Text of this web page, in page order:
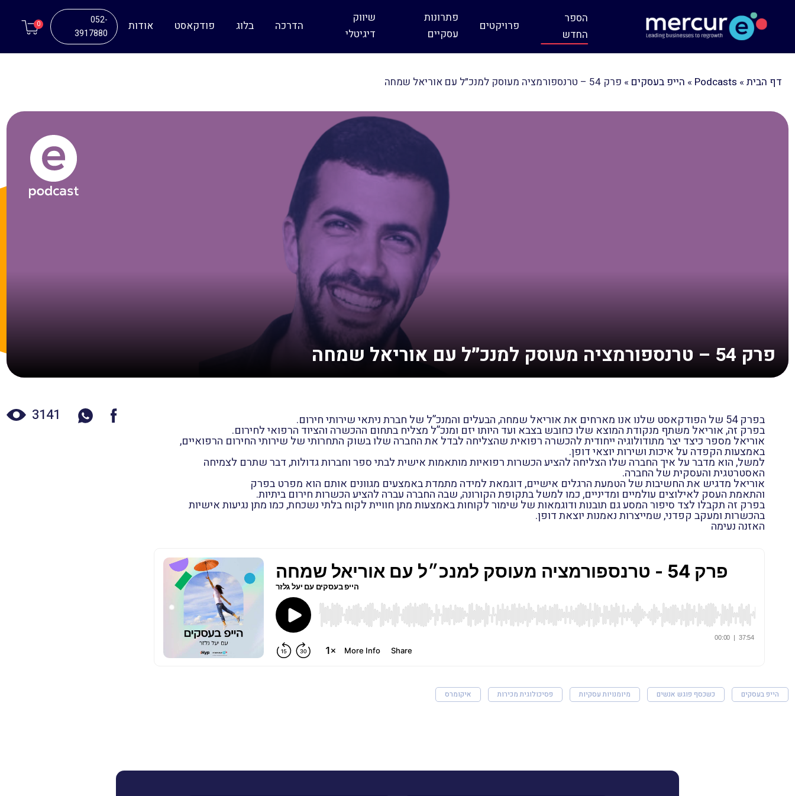
הספר
החדש
פרויקטים
פתרונות
עסקיים
שיווק
דיגיטלי
הדרכה בלוג פודקאסט אודות
052-
3917880
0
דף הבית »
Podcasts
» הייפ בעסקים » פרק 54 – טרנספורמציה מעוסק למנכ״ל עם אוריאל שמחה
פרק 54 – טרנספורמציה מעוסק למנכ״ל עם אוריאל שמחה
בפרק 54 של הפודקאסט שלנו אנו מארחים את אוריאל שמחה, הבעלים והמנכ”ל של חברת ניתאי שירותי חירום.
בפרק זה, אוריאל משתף מנקודת המוצא שלו כחובש בצבא ועד היותו יזם ומנכ”ל מצליח בתחום ההכשרה והציוד הרפואי לחירום.
אוריאל מספר כיצד יצר מתודולוגיה ייחודית להכשרה רפואית שהצליחה לבדל את החברה שלו בשוק התחרותי של שירותי החירום הרפואיים,
באמצעות הקפדה על איכות ושירות יוצאי דופן.
למשל, הוא מדבר על איך החברה שלו הצליחה להציע הכשרות רפואיות מותאמות אישית לבתי ספר וחברות גדולות, דבר שתרם לצמיחה
האסטרטגית והעסקית של החברה.
אוריאל מדגיש את החשיבות של הטמעת הרגלים אישיים, דוגמאת למידה מתמדת באמצעים מגוונים אותם הוא מפרט בפרק
והתאמת העסק לאילוצים עולמיים ומדיניים, כמו למשל בתקופת הקורונה, שבה החברה עברה להציע הכשרות חירום ביתיות.
בפרק זה תקבלו לצד סיפור המסע גם תובנות ודוגמאות של שימור לקוחות באמצעות מתן חוויית לקוח בלתי נשכחת, כמו מתן נגיעות אישיות
בהכשרות ומעקב קפדני, שמייצרות נאמנות יוצאת דופן.
האזנה נעימה
הייפ בעסקים כשכסף פוגש אנשים מיומנויות עסקיות פסיכולוגית מכירות איקומרס
3141